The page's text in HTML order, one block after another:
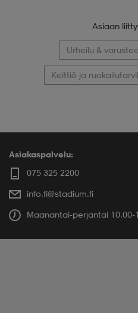
Asiaan
Urheilu &
Keittiö ja
Asiakaspalvelu:
075 325 2200
info.fi@stadium.fi
Maanantai-perjantai 10.00-